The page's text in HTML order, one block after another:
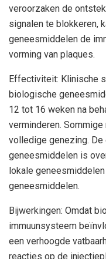
veroorzaken de
signalen te blokkeren,
geneesmiddelen de
vorming van plaques.
Effectiviteit: Klinische
biologische
12 tot 16 weken na
verminderen.
volledige genezing.
geneesmiddelen is
lokale
geneesmiddelen.
Bijwerkingen: Omdat
immuunsysteem
een verhoogde
reacties op de